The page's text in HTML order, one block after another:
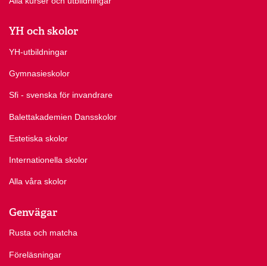
YH och skolor
YH-utbildningar
Gymnasieskolor
Sfi - svenska för invandrare
Balettakademien Dansskolor
Estetiska skolor
Internationella skolor
Alla våra skolor
Genvägar
Rusta och matcha
Föreläsningar